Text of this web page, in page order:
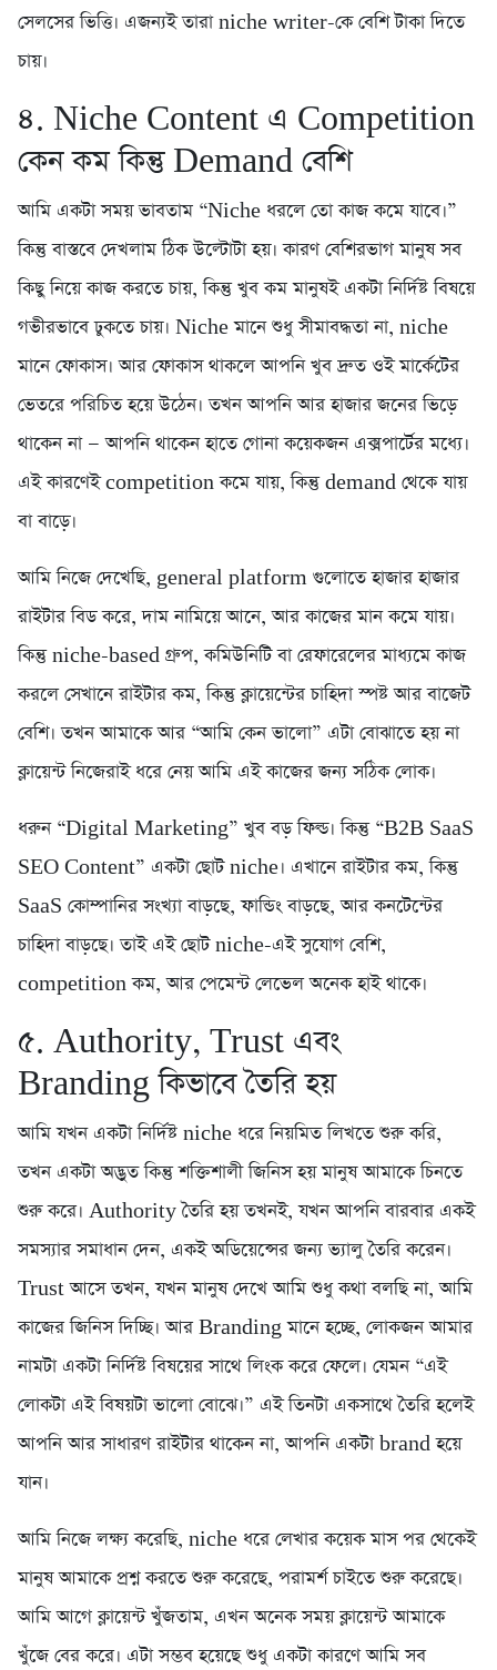
সেলসের ভিত্তি। এজন্যই তারা niche writer-কে বেশি টাকা দিতে
চায়।
৪. Niche Content এ Competition
কেন কম কিন্তু Demand বেশি
আমি একটা সময় ভাবতাম “Niche ধরলে তো কাজ কমে যাবে।”
কিন্তু বাস্তবে দেখলাম ঠিক উল্টোটা হয়। কারণ বেশিরভাগ মানুষ সব
কিছু নিয়ে কাজ করতে চায়, কিন্তু খুব কম মানুষই একটা নির্দিষ্ট বিষয়ে
গভীরভাবে ঢুকতে চায়। Niche মানে শুধু সীমাবদ্ধতা না, niche
মানে ফোকাস। আর ফোকাস থাকলে আপনি খুব দ্রুত ওই মার্কেটের
ভেতরে পরিচিত হয়ে উঠেন। তখন আপনি আর হাজার জনের ভিড়ে
থাকেন না — আপনি থাকেন হাতে গোনা কয়েকজন এক্সপার্টের মধ্যে।
এই কারণেই competition কমে যায়, কিন্তু demand থেকে যায়
বা বাড়ে।
আমি নিজে দেখেছি, general platform গুলোতে হাজার হাজার
রাইটার বিড করে, দাম নামিয়ে আনে, আর কাজের মান কমে যায়।
কিন্তু niche-based গ্রুপ, কমিউনিটি বা রেফারেলের মাধ্যমে কাজ
করলে সেখানে রাইটার কম, কিন্তু ক্লায়েন্টের চাহিদা স্পষ্ট আর বাজেট
বেশি। তখন আমাকে আর “আমি কেন ভালো” এটা বোঝাতে হয় না
ক্লায়েন্ট নিজেরাই ধরে নেয় আমি এই কাজের জন্য সঠিক লোক।
ধরুন “Digital Marketing” খুব বড় ফিল্ড। কিন্তু “B2B SaaS
SEO Content” একটা ছোট niche। এখানে রাইটার কম, কিন্তু
SaaS কোম্পানির সংখ্যা বাড়ছে, ফান্ডিং বাড়ছে, আর কনটেন্টের
চাহিদা বাড়ছে। তাই এই ছোট niche-এই সুযোগ বেশি,
competition কম, আর পেমেন্ট লেভেল অনেক হাই থাকে।
৫. Authority, Trust এবং
Branding কিভাবে তৈরি হয়
আমি যখন একটা নির্দিষ্ট niche ধরে নিয়মিত লিখতে শুরু করি,
তখন একটা অদ্ভুত কিন্তু শক্তিশালী জিনিস হয় মানুষ আমাকে চিনতে
শুরু করে। Authority তৈরি হয় তখনই, যখন আপনি বারবার একই
সমস্যার সমাধান দেন, একই অডিয়েন্সের জন্য ভ্যালু তৈরি করেন।
Trust আসে তখন, যখন মানুষ দেখে আমি শুধু কথা বলছি না, আমি
কাজের জিনিস দিচ্ছি। আর Branding মানে হচ্ছে, লোকজন আমার
নামটা একটা নির্দিষ্ট বিষয়ের সাথে লিংক করে ফেলে। যেমন “এই
লোকটা এই বিষয়টা ভালো বোঝে।” এই তিনটা একসাথে তৈরি হলেই
আপনি আর সাধারণ রাইটার থাকেন না, আপনি একটা brand হয়ে
যান।
আমি নিজে লক্ষ্য করেছি, niche ধরে লেখার কয়েক মাস পর থেকেই
মানুষ আমাকে প্রশ্ন করতে শুরু করেছে, পরামর্শ চাইতে শুরু করেছে।
আমি আগে ক্লায়েন্ট খুঁজতাম, এখন অনেক সময় ক্লায়েন্ট আমাকে
খুঁজে বের করে। এটা সম্ভব হয়েছে শুধু একটা কারণে আমি সব